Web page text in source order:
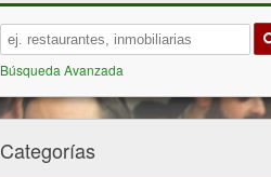
Búsqueda Avanzada
Categorías